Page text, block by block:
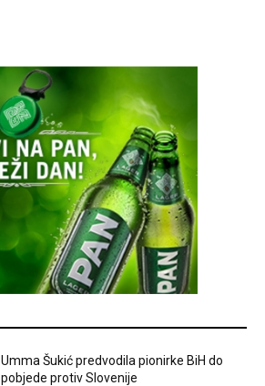
Umma Šukić predvodila pionirke BiH do
pobjede protiv Slovenije